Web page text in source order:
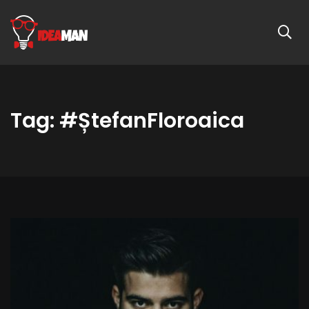
Tag: #ȘtefanFloroaica